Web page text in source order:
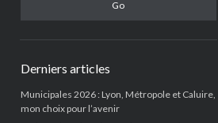
Derniers articles
Municipales 2026 : Lyon, Métropole et Caluire,
mon choix pour l’avenir